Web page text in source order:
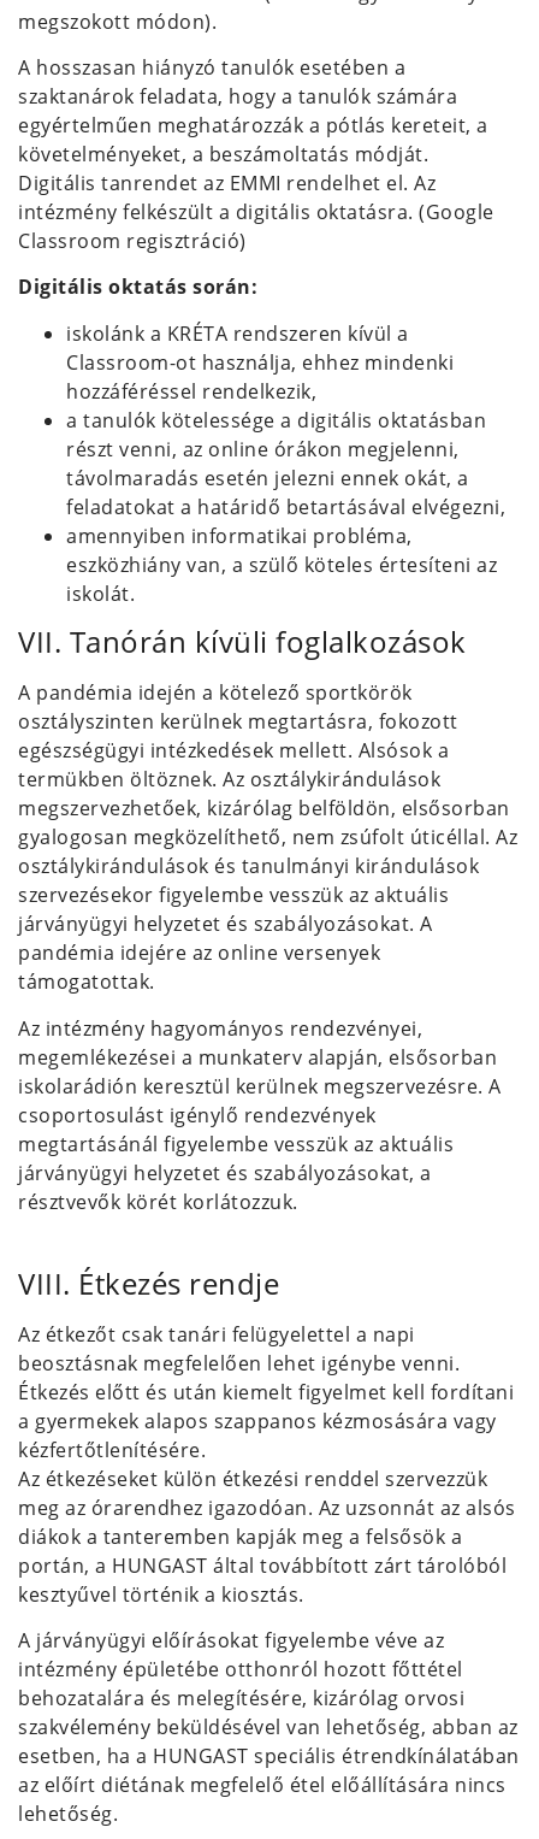
megszokott módon).
A hosszasan hiányzó tanulók esetében a
szaktanárok feladata, hogy a tanulók számára
egyértelműen meghatározzák a pótlás kereteit, a
követelményeket, a beszámoltatás módját.
Digitális tanrendet az EMMI rendelhet el. Az
intézmény felkészült a digitális oktatásra. (Google
Classroom regisztráció)
Digitális oktatás során:
iskolánk a KRÉTA rendszeren kívül a
Classroom-ot használja, ehhez mindenki
hozzáféréssel rendelkezik,
a tanulók kötelessége a digitális oktatásban
részt venni, az online órákon megjelenni,
távolmaradás esetén jelezni ennek okát, a
feladatokat a határidő betartásával elvégezni,
amennyiben informatikai probléma,
eszközhiány van, a szülő köteles értesíteni az
iskolát.
VII. Tanórán kívüli foglalkozások
A pandémia idején a kötelező sportkörök
osztályszinten kerülnek megtartásra, fokozott
egészségügyi intézkedések mellett. Alsósok a
termükben öltöznek. Az osztálykirándulások
megszervezhetőek, kizárólag belföldön, elsősorban
gyalogosan megközelíthető, nem zsúfolt úticéllal. Az
osztálykirándulások és tanulmányi kirándulások
szervezésekor figyelembe vesszük az aktuális
járványügyi helyzetet és szabályozásokat. A
pandémia idejére az online versenyek
támogatottak.
Az intézmény hagyományos rendezvényei,
megemlékezései a munkaterv alapján, elsősorban
iskolarádión keresztül kerülnek megszervezésre. A
csoportosulást igénylő rendezvények
megtartásánál figyelembe vesszük az aktuális
járványügyi helyzetet és szabályozásokat, a
résztvevők körét korlátozzuk.
VIII. Étkezés rendje
Az étkezőt csak tanári felügyelettel a napi
beosztásnak megfelelően lehet igénybe venni.
Étkezés előtt és után kiemelt figyelmet kell fordítani
a gyermekek alapos szappanos kézmosására vagy
kézfertőtlenítésére.
Az étkezéseket külön étkezési renddel szervezzük
meg az órarendhez igazodóan. Az uzsonnát az alsós
diákok a tanteremben kapják meg a felsősök a
portán, a HUNGAST által továbbított zárt tárolóból
kesztyűvel történik a kiosztás.
A járványügyi előírásokat figyelembe véve az
intézmény épületébe otthonról hozott főttétel
behozatalára és melegítésére, kizárólag orvosi
szakvélemény beküldésével van lehetőség, abban az
esetben, ha a HUNGAST speciális étrendkínálatában
az előírt diétának megfelelő étel előállítására nincs
lehetőség.